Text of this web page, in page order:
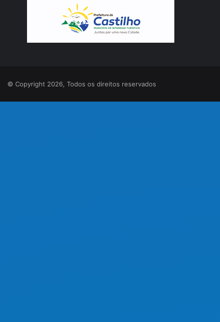
© Copyright 2026, Todos os direitos reservados